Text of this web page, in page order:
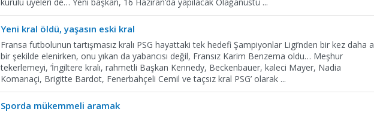
Yeni kral öldü, yaşasın eski kral
Fransa futbolunun tartışmasız kralı PSG hayattaki tek hedefi Şampiyonlar Ligi’nden bir kez daha
bir şekilde elenirken, onu yıkan da yabancısı değil, Fransız Karim Benzema oldu… Meşhur
tekerlemeyi, ‘İngiltere kralı, rahmetli Başkan Kennedy, Beckenbauer, kaleci Mayer, Nadia
Komanaçi, Brigitte Bardot, Fenerbahçeli Cemil ve taçsız kral PSG’ olarak ...
Sporda mükemmeli aramak